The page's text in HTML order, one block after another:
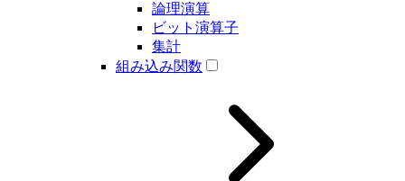
論理演算
ビット演算子
集計
組み込み関数